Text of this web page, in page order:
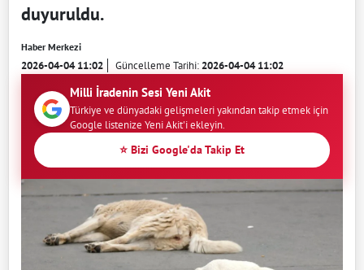
duyuruldu.
Haber Merkezi
2026-04-04 11:02 Güncelleme Tarihi:2026-04-04 11:02
Milli İradenin Sesi Yeni Akit
Türkiye ve dünyadaki gelişmeleri yakından takip etmek için
Google listenize Yeni Akit'i ekleyin.
⭐ Bizi Google'da Takip Et